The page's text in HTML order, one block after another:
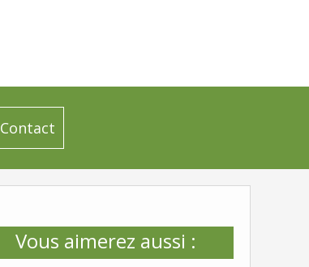
Contact
Vous aimerez aussi :